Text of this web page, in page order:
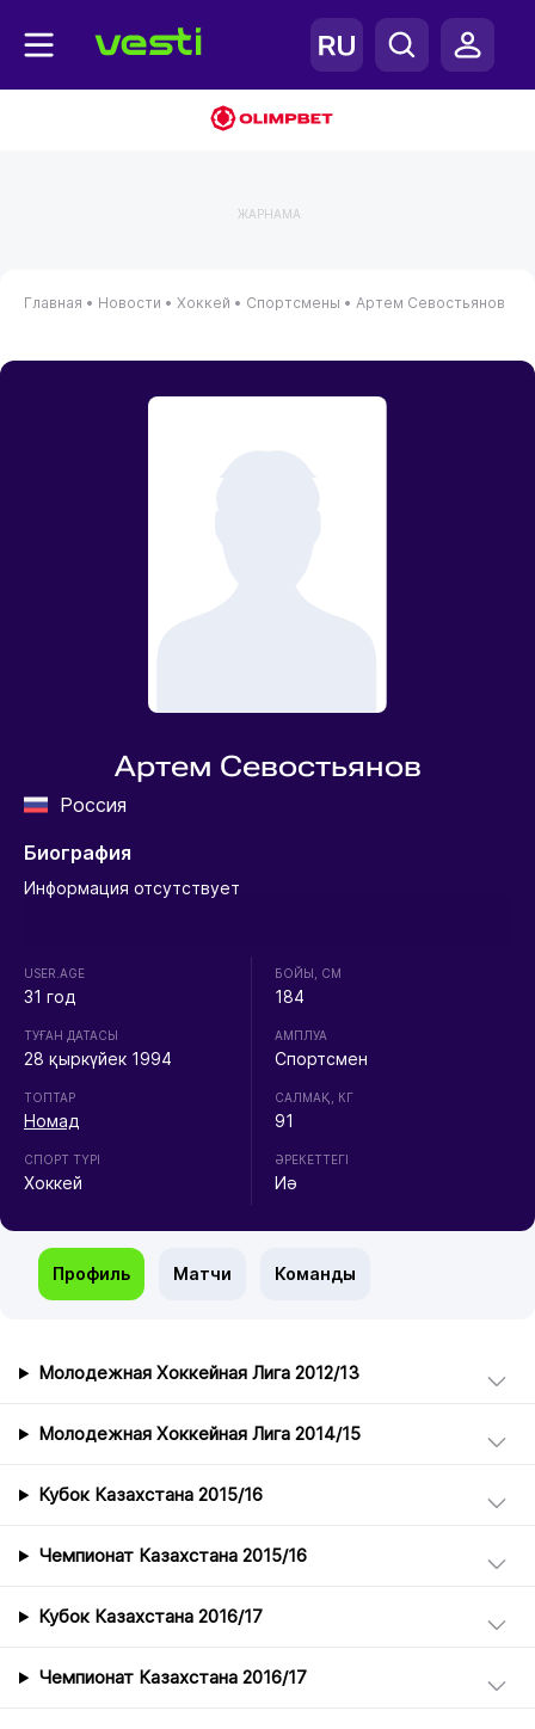
ЖАРНАМА
Главная • Новости • Хоккей • Спортсмены • Артем Севостьянов
Артем Севостьянов
Россия
Биография
Информация отсутствует
USER.AGE
31 год
ТУҒАН ДАТАСЫ
28 қыркүйек 1994
ТОПТАР
Номад
СПОРТ ТҮРІ
Хоккей
БОЙЫ, СМ
184
АМПЛУА
Спортсмен
CАЛМАҚ, КГ
91
ӘРЕКЕТТЕГІ
Иә
Профиль Матчи Команды
Молодежная Хоккейная Лига 2012/13
Молодежная Хоккейная Лига 2014/15
Кубок Казахстана 2015/16
Чемпионат Казахстана 2015/16
Кубок Казахстана 2016/17
Чемпионат Казахстана 2016/17